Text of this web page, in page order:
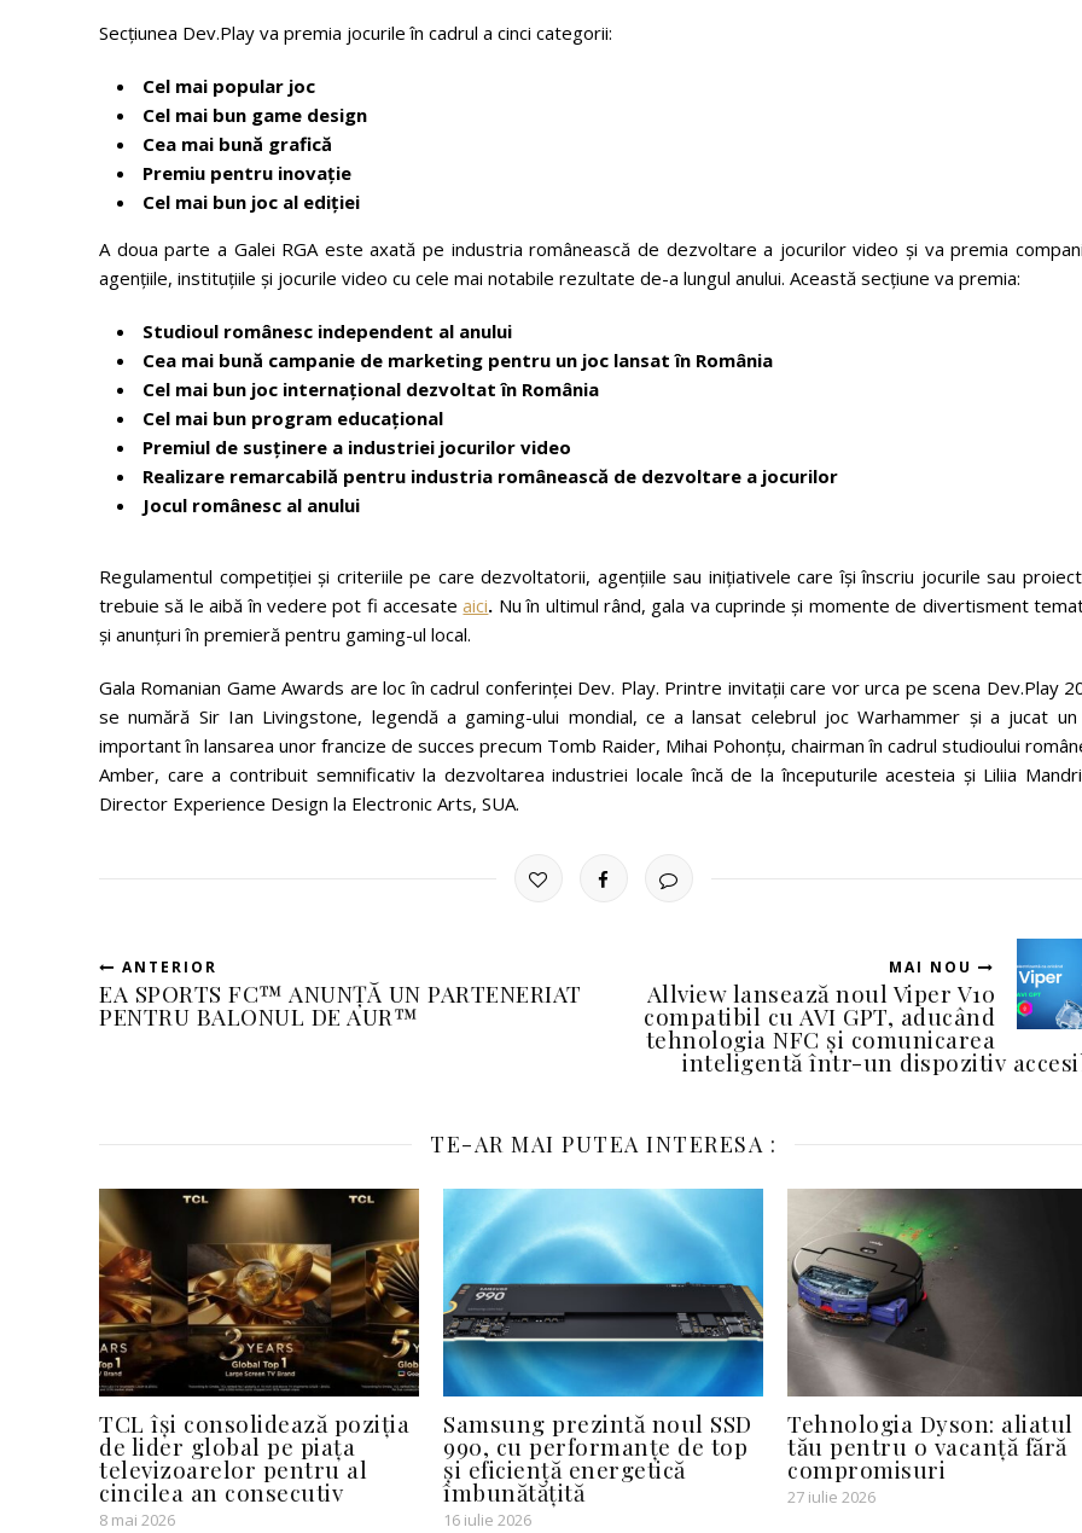
Secțiunea Dev.Play va premia jocurile în cadrul a cinci categorii:
Cel mai popular joc
Cel mai bun game design
Cea mai bună grafică
Premiu pentru inovație
Cel mai bun joc al ediției
A doua parte a Galei RGA este axată pe industria românească de dezvoltare a jocurilor video și va premia
agențiile, instituțiile și jocurile video cu cele mai notabile rezultate de-a lungul anului. Această secțiune va premia:
Studioul românesc independent al anului
Cea mai bună campanie de marketing pentru un joc lansat în România
Cel mai bun joc internațional dezvoltat în România
Cel mai bun program educațional
Premiul de susținere a industriei jocurilor video
Realizare remarcabilă pentru industria românească de dezvoltare a jocurilor
Jocul românesc al anului
Regulamentul competiției și criteriile pe care dezvoltatorii, agențiile sau inițiativele care își înscriu jocurile sau
trebuie să le aibă în vedere pot fi accesateaici. Nu în ultimul rând, gala va cuprinde și momente de divertisment
și anunțuri în premieră pentru gaming-ul local.
Gala Romanian Game Awards are loc în cadrul conferinței Dev. Play. Printre invitații care vor urca pe scena Dev.Play
se numără Sir Ian Livingstone, legendă a gaming-ului mondial, ce a lansat celebrul joc Warhammer și a jucat
important în lansarea unor francize de succes precum Tomb Raider, Mihai Pohonțu, chairman în cadrul studioului
Amber, care a contribuit semnificativ la dezvoltarea industriei locale încă de la începuturile acesteia și Liliia
Director Experience Design la Electronic Arts, SUA.
ANTERIOR
EA SPORTS FC™ ANUNȚĂ UN PARTENERIAT
PENTRU BALONUL DE AUR™
MAI NOU
Allview lansează noul Viper V10
compatibil cu AVI GPT, aducând
tehnologia NFC și comunicarea
inteligentă într-un dispozitiv
TE-AR MAI PUTEA INTERESA :
TCL își consolidează poziția
de lider global pe piața
televizoarelor pentru al
cincilea an consecutiv
8 mai 2026
Samsung prezintă noul SSD
990, cu performanțe de top
și eficiență energetică
îmbunătățită
16 iulie 2026
Tehnologia Dyson: aliatul
tău pentru o vacanță fără
compromisuri
27 iulie 2026